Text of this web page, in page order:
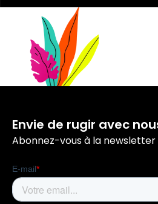
Envie de rugir avec
Abonnez-vous à la